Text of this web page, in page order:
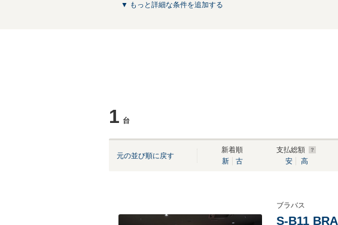
▼ もっと詳細な条件を追加する
1 台
元の並び順に戻す
新着順
新
古
支払総額
安
高
ブラバス
S-B11